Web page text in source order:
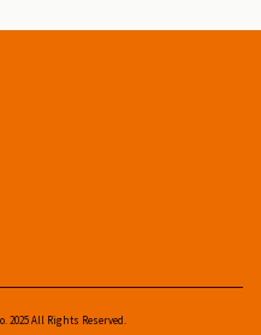
2025 All Rights Reserved.